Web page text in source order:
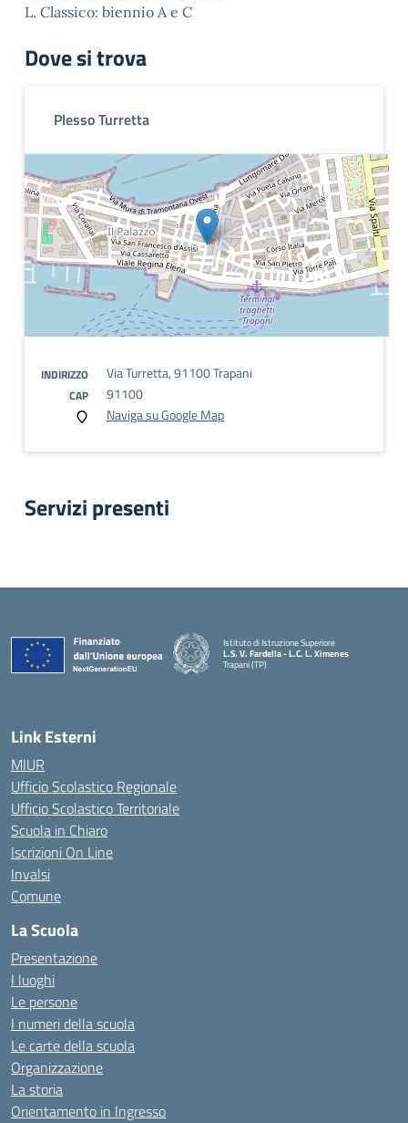
L. Classico: biennio A e C
Dove si trova
Plesso Turretta
INDIRIZZO Via Turretta, 91100 Trapani
CAP
91100
Naviga su Google Map
Servizi presenti
Istituto di Istruzione Superiore
L.S. V. Fardella - L.C. L. Ximenes
Trapani (TP)
Link Esterni
MIUR
Ufficio Scolastico Regionale
Ufficio Scolastico Territoriale
Scuola in Chiaro
Iscrizioni On Line
Invalsi
Comune
La Scuola
Presentazione
I luoghi
Le persone
I numeri della scuola
Le carte della scuola
Organizzazione
La storia
Orientamento in Ingresso